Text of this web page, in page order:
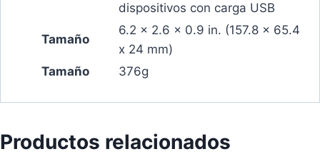
dispositivos con carga USB
Tamaño
6.2 x 2.6 x 0.9 in. (157.8 x 65.4
x 24 mm)
Tamaño
376g
Productos relacionados